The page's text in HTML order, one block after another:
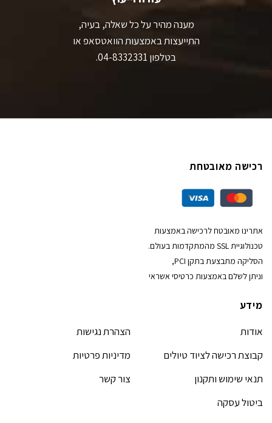
מענה מהיר על כל שאלה, בעיה,
התייעצות באמצעות הוואטסאפ או
בטלפון 04-8332331.
רכישה מאובטחת
אתרינו מאובטח לרכישה באמצעות
טכנולוגיית SSL מהמתקדמות בעולם.
הסליקה מתבצעת בתקן PCI,
וניתן לשלם באמצעות כרטיסי אשראי
מידע
אודות
קבוצת רכישה לציוד טיולים
תנאי שימוש ותקנון
ביטול עסקה
הצהרת נגישות
מדיניות פרטיות
צור קשר